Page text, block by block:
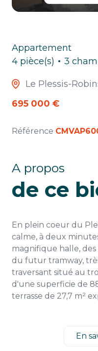
Appartement
4 pièce(s)
3
Le Plessis-
695 000 €
Référence
A propos
de ce
En plein coeur du
calme, à deux
magnifique halle, des
du futur tramway,
traversant situé au
d'une superficie de
terrasse de 27,7 m²
standing érigée en
luminosité, son
En